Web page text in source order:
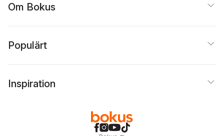
Om Bokus
Populärt
Inspiration